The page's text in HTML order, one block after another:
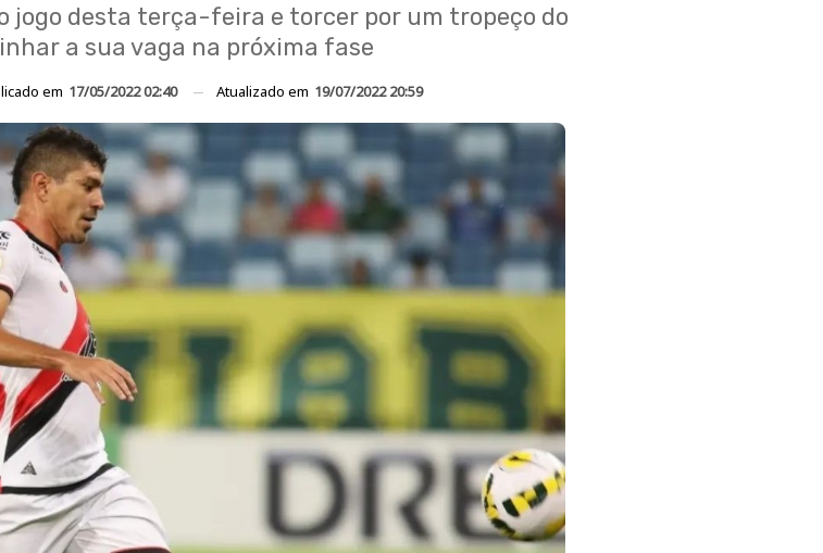
jogo desta terça-feira e torcer por um tropeço do
a sua vaga na próxima fase
em 17/05/2022 02:40 Atualizado em 19/07/2022 20:59